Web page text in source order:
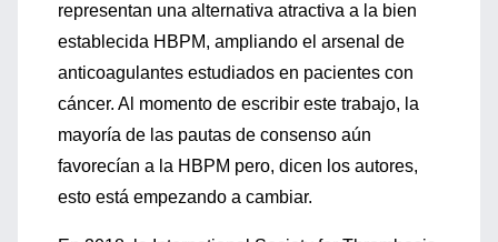
representan una alternativa atractiva a la bien
establecida HBPM, ampliando el arsenal de
anticoagulantes estudiados en pacientes con
cáncer. Al momento de escribir este trabajo, la
mayoría de las pautas de consenso aún
favorecían a la HBPM pero, dicen los autores,
esto está empezando a cambiar.